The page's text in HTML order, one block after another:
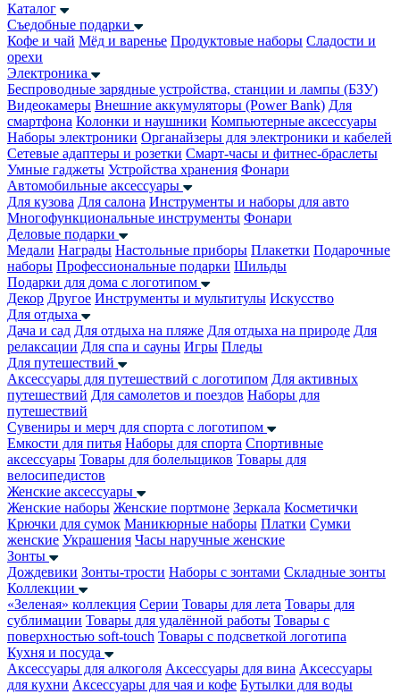
Каталог
Съедобные подарки
Кофе и чай Мёд и варенье Продуктовые наборы Сладости и
орехи
Электроника
Беспроводные зарядные устройства, станции и лампы (БЗУ)
Видеокамеры Внешние аккумуляторы (Power Bank) Для
смартфона Колонки и наушники Компьютерные аксессуары
Наборы электроники Органайзеры для электроники и кабелей
Сетевые адаптеры и розетки Смарт-часы и фитнес-браслеты
Умные гаджеты Устройства хранения Фонари
Автомобильные аксессуары
Для кузова Для салона Инструменты и наборы для авто
Многофункциональные инструменты Фонари
Деловые подарки
Медали Награды Настольные приборы Плакетки Подарочные
наборы Профессиональные подарки Шильды
Подарки для дома с логотипом
Декор Другое Инструменты и мультитулы Искусство
Для отдыха
Дача и сад Для отдыха на пляже Для отдыха на природе Для
релаксации Для спа и сауны Игры Пледы
Для путешествий
Аксессуары для путешествий с логотипом Для активных
путешествий Для самолетов и поездов Наборы для
путешествий
Сувениры и мерч для спорта с логотипом
Емкости для питья Наборы для спорта Спортивные
аксессуары Товары для болельщиков Товары для
велосипедистов
Женские аксессуары
Женские наборы Женские портмоне Зеркала Косметички
Крючки для сумок Маникюрные наборы Платки Сумки
женские Украшения Часы наручные женские
Зонты
Дождевики Зонты-трости Наборы с зонтами Складные зонты
Коллекции
«Зеленая» коллекция Серии Товары для лета Товары для
сублимации Товары для удалённой работы Товары с
поверхностью soft-touch Товары с подсветкой логотипа
Кухня и посуда
Аксессуары для алкоголя Аксессуары для вина Аксессуары
для кухни Аксессуары для чая и кофе Бутылки для воды